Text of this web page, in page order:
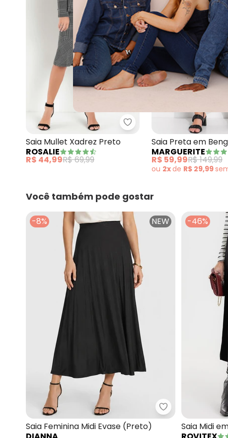
Rosalie - Saia Mullet
Saia Mullet Xadrez Preto
ROSALIE
R$ 44,99R$ 69,99
Saia Preta em
com Bolsos Cargo
MARGUERITE
R$ 59,99R$ 149,99
ou 2xde R$ 29,99
Você também pode gostar
-8% NEW
Dianna - Saia
Saia Feminina Midi Evase (Preto)
-46%
Saia Midi